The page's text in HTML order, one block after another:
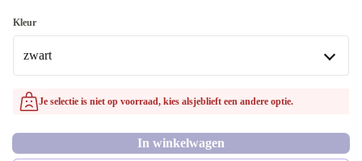
Kleur
zwart
zwart
beige
Je selectie is niet op voorraad, kies alsjeblieft een andere optie.
In winkelwagen